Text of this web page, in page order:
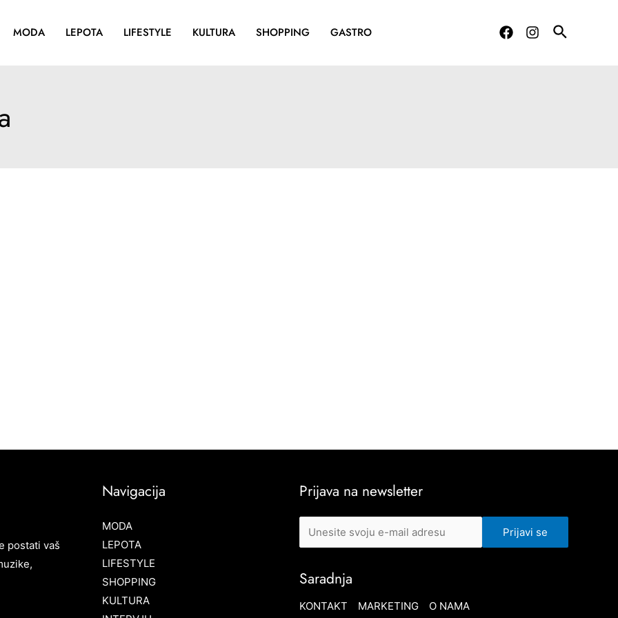
MODA LEPOTA LIFESTYLE KULTURA SHOPPING GASTRO
postati vaš
Navigacija
MODA
LEPOTA
LIFESTYLE
SHOPPING
KULTURA
Prijava na newsletter
Saradnja
KONTAKT MARKETING O NAMA